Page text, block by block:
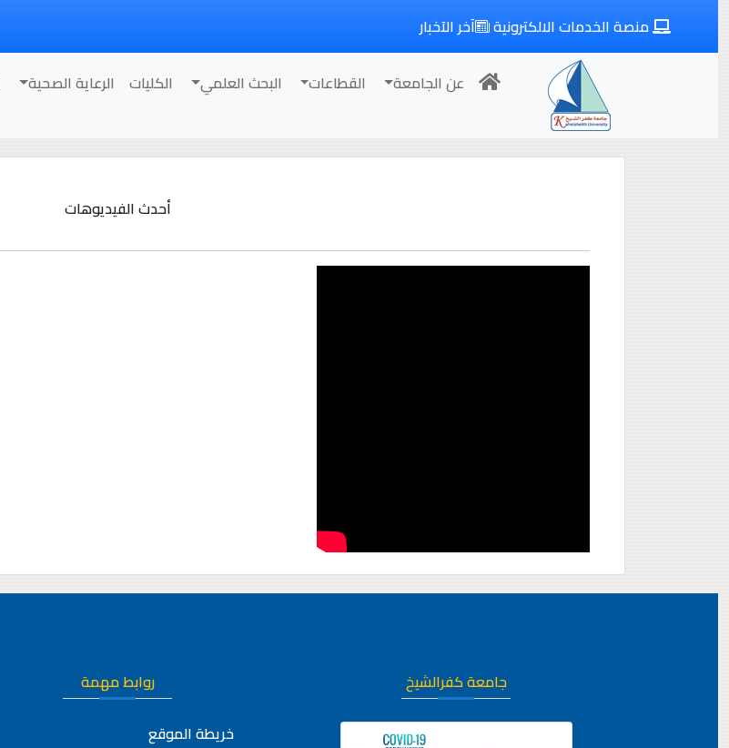
آخر الآخبار منصة الخدمات الالكترونية
عن الجامعة القطاعات البحث العلمي الكليات الرعاية الصحية
أحدث الفيديوهات
جامعة كفرالشيخ
روابط مهمة
خريطة الموقع